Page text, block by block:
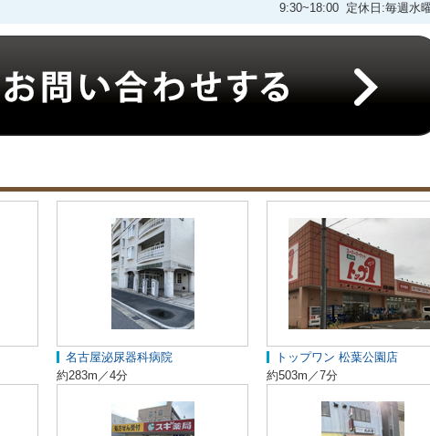
9:30~18:00 定休日:毎週水
名古屋泌尿器科病院
約283m／4分
トップワン 松葉公園店
約503m／7分